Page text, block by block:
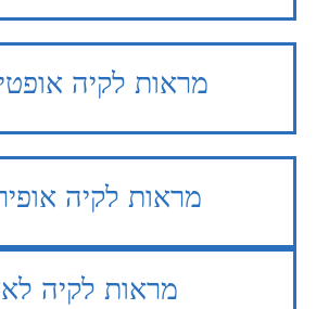
מראות לקיה
מראות לקיה
מראות לקיה